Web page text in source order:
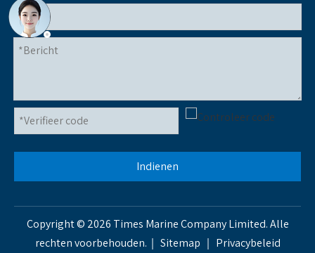
Indienen
Copyright © 2026 Times Marine Company Limited. Alle
rechten voorbehouden.｜ Sitemap ｜ Privacybeleid